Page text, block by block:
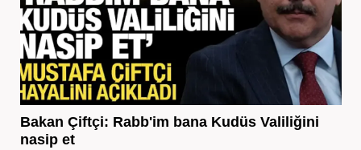
Bakan Çiftçi: Rabb'im bana Kudüs Valiliğini
nasip et